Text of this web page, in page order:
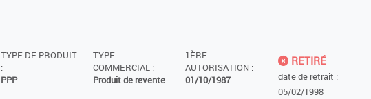
TYPE DE PRODUIT
:
PPP
TYPE
COMMERCIAL :
Produit de revente
1ÈRE
AUTORISATION :
01/10/1987
RETIRÉ
date de retrait :
05/02/1998